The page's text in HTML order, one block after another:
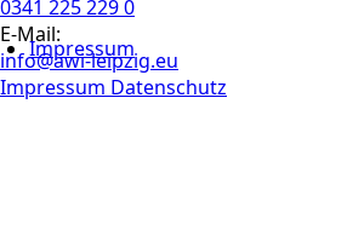
Impressum
0341 225 229 0
E-Mail:
info@awi-leipzig.eu
Impressum Datenschutz